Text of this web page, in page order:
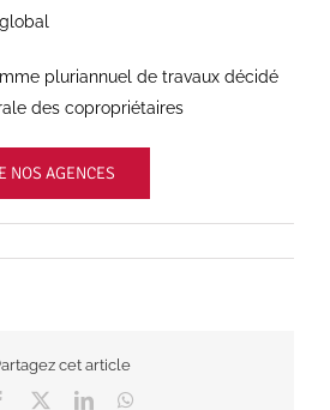
pluriannuel de travaux décidé
des copropriétaires
NOS AGENCES
cet article
Facebook LinkedIn